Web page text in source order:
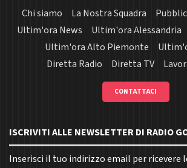
Chi siamo La Nostra Squadra
Ultim'ora News
Ultim'ora Alessandria
Ultim'ora Alto Piemonte
Diretta Radio
Diretta TV
CONTATTACI
ISCRIVITI ALLE NEWSLETTER DI RADIO
Inserisci il tuo indirizzo email per ricevere